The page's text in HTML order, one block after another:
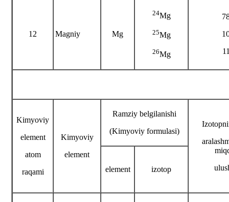
12 Magniy Mg
24Mg
25Mg
26Mg
Kimyoviy
element
atom
raqami
Kimyoviy
element
Ramziy belgilanishi
(Kimyoviy formulasi)
element izotop